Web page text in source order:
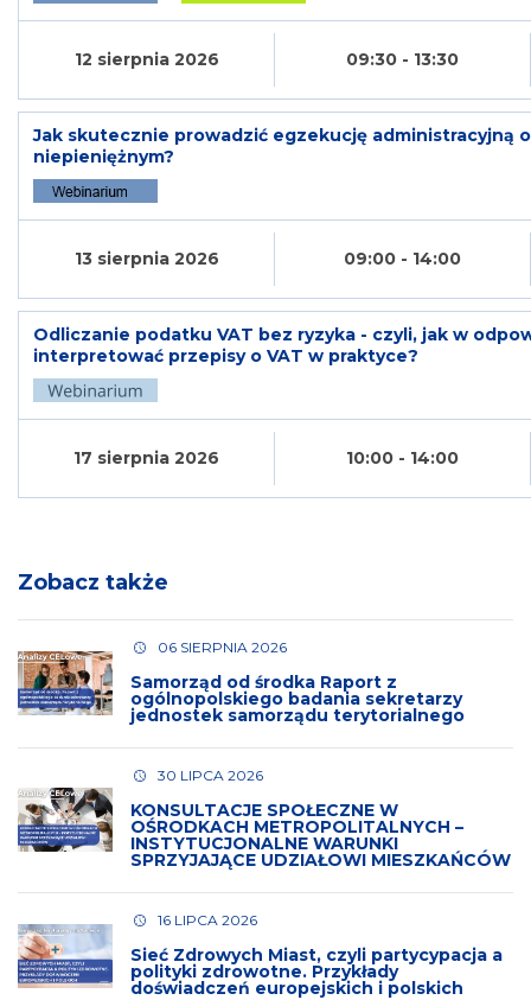
12 sierpnia 2026 09:30 - 13:30
Jak skutecznie prowadzić egzekucję administracyjną
niepieniężnym?
13 sierpnia 2026 09:00 - 14:00
Odliczanie podatku VAT bez ryzyka - czyli, jak w
interpretować przepisy o VAT w praktyce?
17 sierpnia 2026 10:00 - 14:00
Zobacz także
06 SIERPNIA 2026
Samorząd od środka Raport z
ogólnopolskiego badania sekretarzy
jednostek samorządu terytorialnego
30 LIPCA 2026
KONSULTACJE SPOŁECZNE W
OŚRODKACH METROPOLITALNYCH –
INSTYTUCJONALNE WARUNKI
SPRZYJAJĄCE UDZIAŁOWI MIESZKAŃCÓW
16 LIPCA 2026
Sieć Zdrowych Miast, czyli partycypacja a
polityki zdrowotne. Przykłady
doświadczeń europejskich i polskich